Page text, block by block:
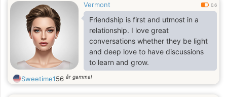
Vermont 0.6
Friendship is first and utmost in a
relationship. I love great
conversations whether they be light
and deep love to have discussions
to learn and grow.
Sweetime156 år gammal